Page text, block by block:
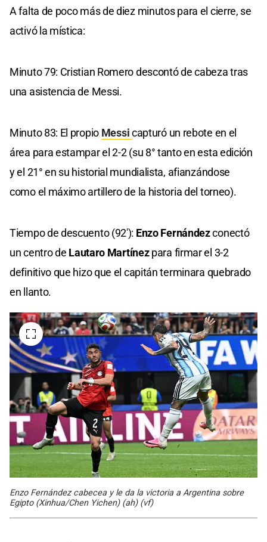
A falta de poco más de diez minutos para el cierre, se
activó la mística:
Minuto 79: Cristian Romero descontó de cabeza tras
una asistencia de Messi.
Minuto 83: El propio Messicapturó un rebote en el
área para estampar el 2-2 (su 8° tanto en esta edición
y el 21° en su historial mundialista, afianzándose
como el máximo artillero de la historia del torneo).
Tiempo de descuento (92'): Enzo Fernándezconectó
un centro de Lautaro Martínezpara firmar el 3-2
definitivo que hizo que el capitán terminara quebrado
en llanto.
Enzo Fernández cabecea y le da la victoria a Argentina sobre
Egipto (Xinhua/Chen Yichen) (ah) (vf)